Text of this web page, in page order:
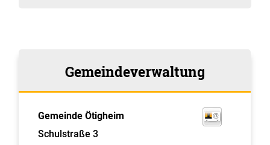
Gemeindeverwaltung
Gemeinde Ötigheim
Schulstraße 3